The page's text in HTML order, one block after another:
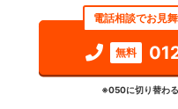
詳細
電話相談でお見
無料
※050に切り替わる